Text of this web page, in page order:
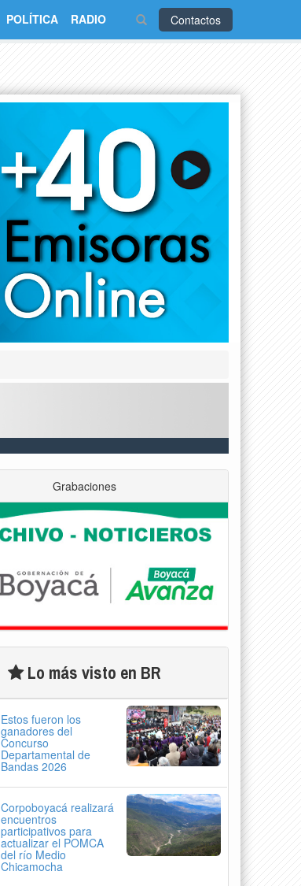
Contactos
POLÍTICA RADIO
Grabaciones
Lo más visto en BR
Estos fueron los
ganadores del
Concurso
Departamental de
Bandas 2026
Corpoboyacá realizará
encuentros
participativos para
actualizar el POMCA
del río Medio
Chicamocha